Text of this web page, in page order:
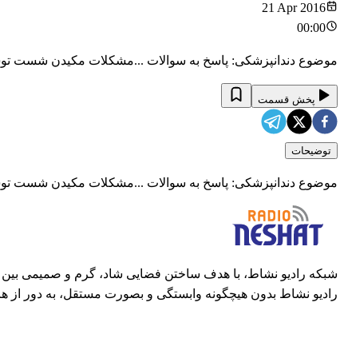
21 Apr 2016
00:00
موضوع دندانپزشکی: پاسخ به سوالات ...مشکلات مکیدن شست
پخش قسمت
توضیحات
موضوع دندانپزشکی: پاسخ به سوالات ...مشکلات مکیدن شست
شبکه رادیو نشاط، با هدف ساختن فضایی شاد، گرم و صمیمی بین
رادیو نشاط بدون هیچگونه وابستگی و بصورت مستقل، به دور